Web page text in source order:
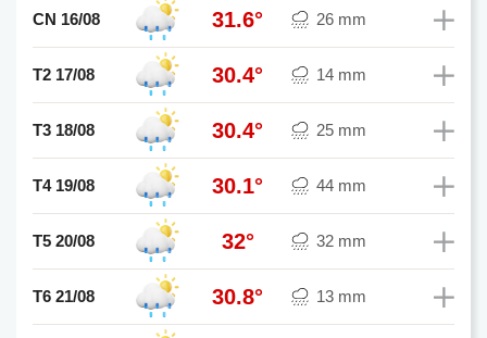
CN 16/08 31.6° 26 mm
T2 17/08 30.4° 14 mm
T3 18/08 30.4° 25 mm
T4 19/08 30.1° 44 mm
T5 20/08 32° 32 mm
T6 21/08 30.8° 13 mm